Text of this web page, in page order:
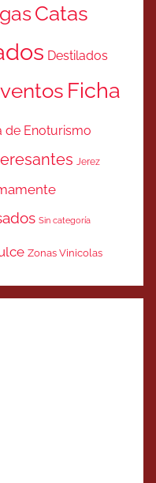
Catas
Destilados
Ficha
de Enoturismo
Jerez
Sin categoría
Zonas Vinicolas